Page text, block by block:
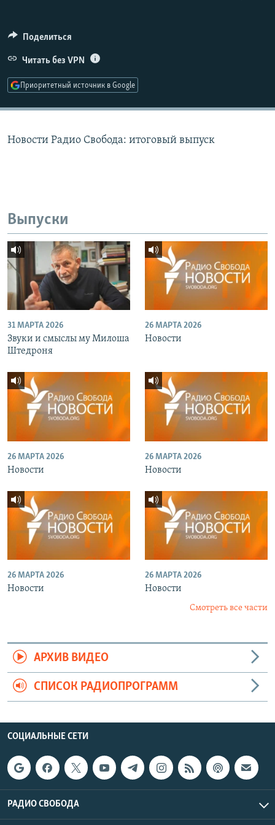
ПОДПИШИТЕСЬ НА РАССЫЛКУ
СОЦИАЛЬНЫЕ СЕТИ
Поделиться
Читать без VPN
Приоритетный источник в Google
Новости Радио Свобода: итоговый выпуск
Выпуски
31 МАРТА 2026
Звуки и смыслы му Милоша
Штедроня
26 МАРТА 2026
Новости
26 МАРТА 2026
Новости
26 МАРТА 2026
Новости
26 МАРТА 2026
Новости
26 МАРТА 2026
Новости
Смотреть все части
АРХИВ ВИДЕО
СПИСОК РАДИОПРОГРАММ
СОЦИАЛЬНЫЕ СЕТИ
РАДИО СВОБОДА